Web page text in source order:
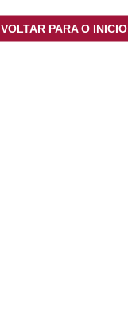
VOLTAR PARA O INICIO